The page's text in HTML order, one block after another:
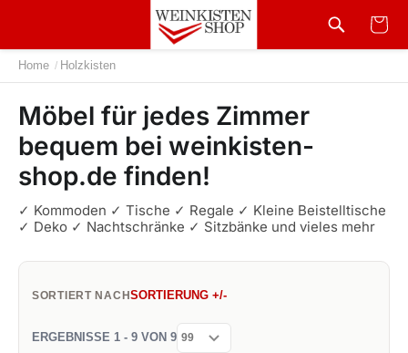
Home / Holzkisten
Möbel für jedes Zimmer
bequem bei weinkisten-
shop.de finden!
✓ Kommoden ✓ Tische ✓ Regale ✓ Kleine Beistelltische
✓ Deko ✓ Nachtschränke ✓ Sitzbänke und vieles mehr
SORTIERT NACHSORTIERUNG +/-
ERGEBNISSE 1 - 9 VON 9